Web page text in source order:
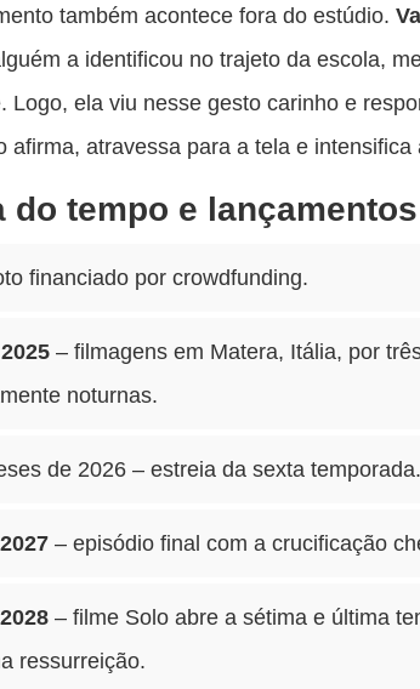
também acontece fora do estúdio.
a identificou no trajeto da escola,
Logo, ela viu nesse gesto carinho e
afirma, atravessa para a tela e intensifica
do tempo e lançamentos
financiado por crowdfunding.
– filmagens em Matera, Itália, por
noturnas.
de 2026 – estreia da sexta temporada.
– episódio final com a crucificação
– filme Solo abre a sétima e última
ressurreição.